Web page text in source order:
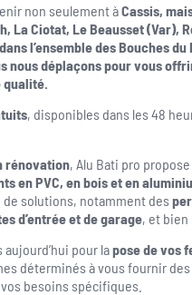
non seulement àCassis,
La Ciotat, Le Beausset (Var),
l’ensemble des Bouches du
nous déplaçons pour vous
, disponibles dans les 48
rénovation, Alu Bati pro
en PVC, en bois et en
de solutions, notamment des
d’entrée et de garage, et bien
pour lapose de vos
déterminés à vous fournir
besoins spécifiques.